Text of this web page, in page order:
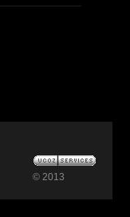
© 2013